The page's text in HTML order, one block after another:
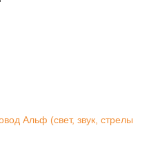
Альф (свет, звук, стрелы